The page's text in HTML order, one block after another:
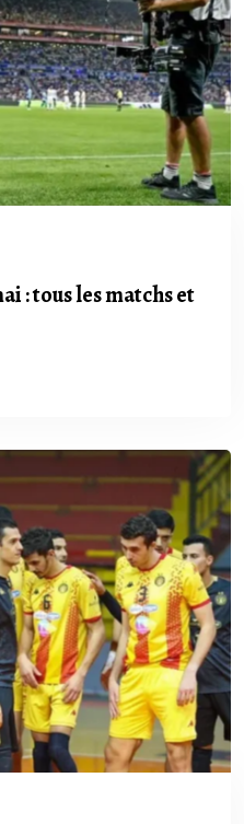
: tous les matchs et